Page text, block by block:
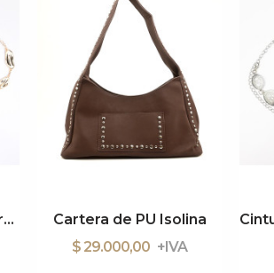
Cinturón de Cadena Organic Gold
Cartera de PU Isolina
$ 29.000,00